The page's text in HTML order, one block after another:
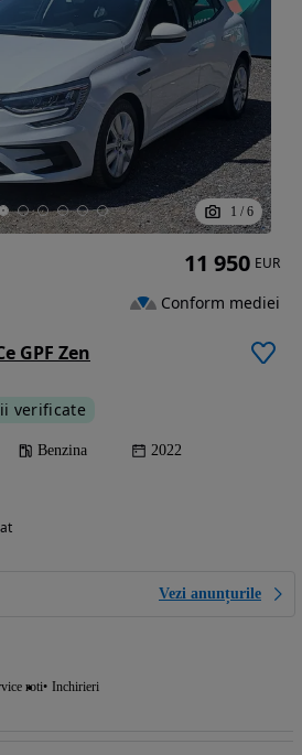
1 / 6
GPF Zen
verificate
Benzina 2022
Vezi anunțurile
roti Inchirieri
11 950 EUR
Conform mediei